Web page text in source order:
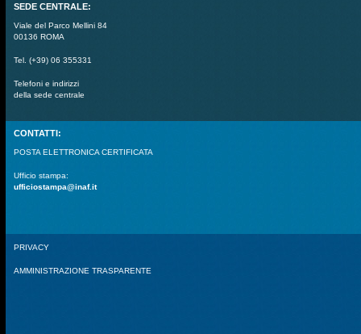
SEDE CENTRALE:
Viale del Parco Mellini 84
00136 ROMA
Tel. (+39) 06 355331
Telefoni e indirizzi
della sede centrale
CONTATTI:
POSTA ELETTRONICA CERTIFICATA
Ufficio stampa:
ufficiostampa@inaf.it
PRIVACY
AMMINISTRAZIONE TRASPARENTE